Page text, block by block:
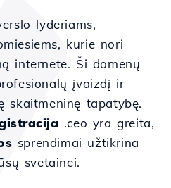
lyderiams,
kurie nori
internete. Ši domenų
įvaizdį ir
skaitmeninę tapatybę.
.ceo yra greita,
sprendimai užtikrina
svetainei.